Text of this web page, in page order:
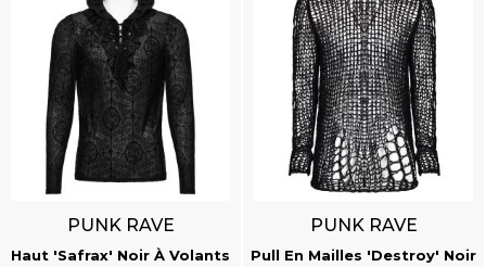
PUNK RAVE
Haut 'Safrax' Noir À Volants
PUNK RAVE
Pull En Mailles 'Destroy' Noir